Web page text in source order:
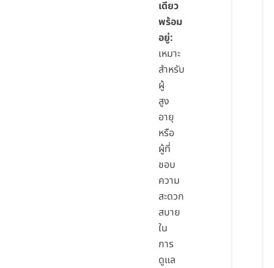
เดียว
พร้อม
อยู่:
เหมาะ
สำหรับ
ผู้
สูง
อายุ
หรือ
ผู้ที่
ชอบ
ความ
สะดวก
สบาย
ใน
การ
ดูแล